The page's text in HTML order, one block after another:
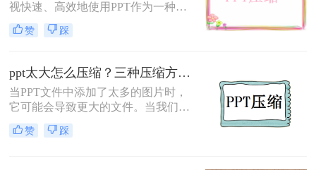
视快速、高效地使用PPT作为一种常
见的演示工具。但是，一个常见的问
题是，PPT文件通常非常大，特别是
时。这对于发送文件或将其上传到云
存储服务的人来说，可能会成为一个
问题。因此，了解ppt压缩文件怎么压
缩最小是非常有用的。在本指南中，
我们将逐步介绍一些技巧和方法来压
缩PPT文件。
赞 踩
ppt太大怎么压缩？三种压缩方法教会你！
当PPT文件中添加了太多的图片时，
它可能会导致更大的文件。当我们处
理更大的PPT文件时，我们可能会遇
到一些问题，这需要我们学习PPT压
赞 踩